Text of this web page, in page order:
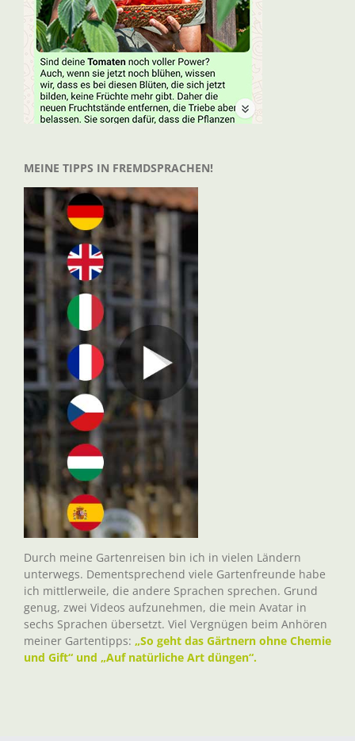
MEINE TIPPS IN FREMDSPRACHEN!
Durch meine Gartenreisen bin ich in vielen Ländern
unterwegs. Dementsprechend viele Gartenfreunde habe
ich mittlerweile, die andere Sprachen sprechen. Grund
genug, zwei Videos aufzunehmen, die mein Avatar in
sechs Sprachen übersetzt. Viel Vergnügen beim Anhören
meiner Gartentipps: „So geht das Gärtnern ohne Chemie
und Gift“ und „Auf natürliche Art düngen“.